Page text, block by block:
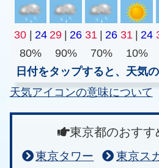
30 | 24 29 | 26 31 | 26 31 | 24
80%
90% 70% 10%
日付をタップすると、天気
天気アイコンの意味について
東京都のおすす
東京タワー
東京ス